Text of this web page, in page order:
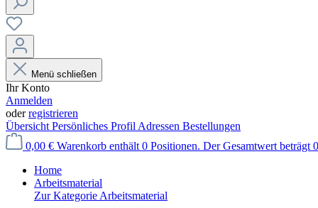
Menü schließen
Ihr Konto
Anmelden
oderregistrieren
Übersicht Persönliches Profil Adressen Bestellungen
0,00 € Warenkorb enthält 0 Positionen. Der Gesamtwert beträgt
Home
Arbeitsmaterial
Zur Kategorie Arbeitsmaterial